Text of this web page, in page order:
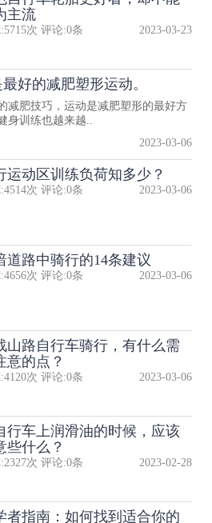
主流
5715次 评论:0条 2023-03-23
好的减肥塑形运动。
减肥技巧，运动是减肥塑形的最好方
身训练也越来越..
2023-03-06
运动区训练负荷知多少？
4514次 评论:0条 2023-03-06
道路中骑行的14条建议
4656次 评论:0条 2023-03-06
山路自行车骑行，有什么需
意的点？
4120次 评论:0条 2023-03-06
行车上润滑油的时候，应该
些什么？
2327次 评论:0条 2023-02-28
者指南：如何找到适合你的